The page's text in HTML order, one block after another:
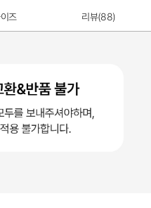
즈 리뷰(88)